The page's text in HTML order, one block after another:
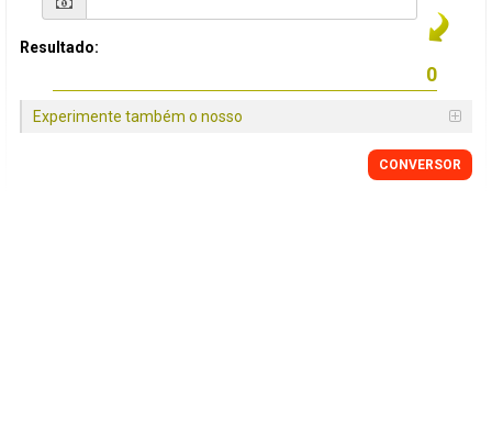
Resultado:
Experimente também o nosso
CONVERSOR